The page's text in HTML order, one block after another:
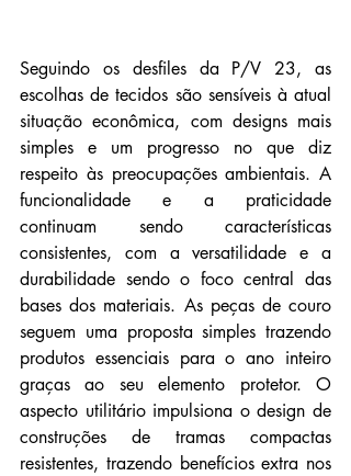
Seguindo os desfiles da P/V 23, as
escolhas de tecidos são sensíveis à atual
situação econômica, com designs mais
simples e um progresso no que diz
respeito às preocupações ambientais. A
funcionalidade e a praticidade
continuam sendo características
consistentes, com a versatilidade e a
durabilidade sendo o foco central das
bases dos materiais. As peças de couro
seguem uma proposta simples trazendo
produtos essenciais para o ano inteiro
graças ao seu elemento protetor. O
aspecto utilitário impulsiona o design de
construções de tramas compactas
resistentes, trazendo benefícios extra nos